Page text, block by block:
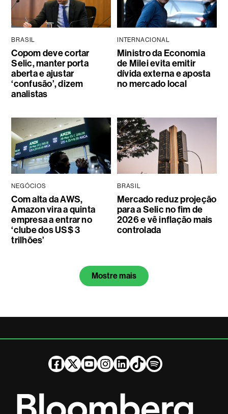
BRASIL
Copom deve cortar
Selic, manter porta
aberta e ajustar
‘confusão’, dizem
analistas
INTERNACIONAL
Ministro da Economia
de Milei evita emitir
dívida externa e aposta
no mercado local
NEGÓCIOS
Com alta da AWS,
Amazon vira a quinta
empresa a entrar no
‘clube dos US$ 3
trilhões’
BRASIL
Mercado reduz projeção
para a Selic no fim de
2026 e vê inflação mais
controlada
Mostre mais